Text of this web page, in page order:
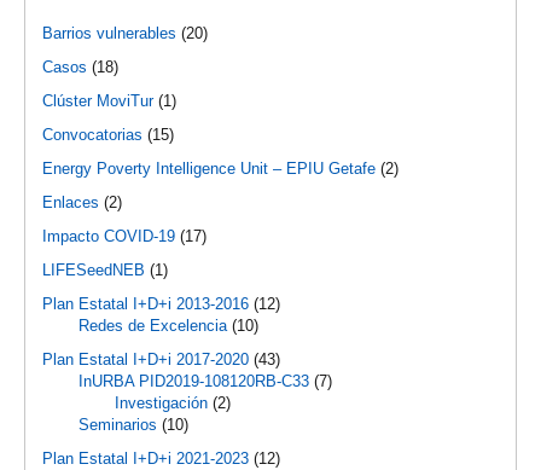
Barrios vulnerables (20)
Casos (18)
Clúster MoviTur(1)
Convocatorias (15)
Energy Poverty Intelligence Unit – EPIU Getafe (2)
Enlaces (2)
Impacto COVID-19 (17)
LIFESeedNEB (1)
Plan Estatal I+D+i 2013-2016 (12)
Redes de Excelencia(10)
Plan Estatal I+D+i 2017-2020 (43)
InURBA PID2019-108120RB-C33 (7)
Investigación (2)
Seminarios (10)
Plan Estatal I+D+i 2021-2023 (12)